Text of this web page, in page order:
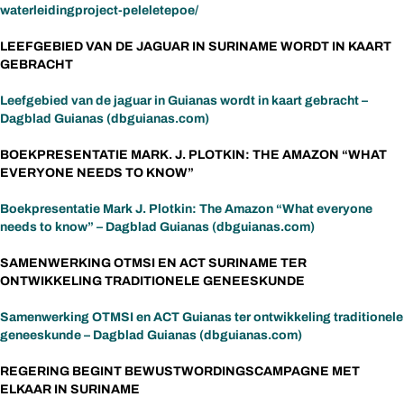
waterleidingproject-peleletepoe/
LEEFGEBIED VAN DE JAGUAR IN SURINAME WORDT IN KAART
GEBRACHT
Leefgebied van de jaguar in Guianas wordt in kaart gebracht –
Dagblad Guianas (dbguianas.com)
BOEKPRESENTATIE MARK. J. PLOTKIN: THE AMAZON “WHAT
EVERYONE NEEDS TO KNOW”
Boekpresentatie Mark J. Plotkin: The Amazon “What everyone
needs to know” – Dagblad Guianas (dbguianas.com)
SAMENWERKING OTMSI EN ACT SURINAME TER
ONTWIKKELING TRADITIONELE GENEESKUNDE
Samenwerking OTMSI en ACT Guianas ter ontwikkeling traditionele
geneeskunde – Dagblad Guianas (dbguianas.com)
REGERING BEGINT BEWUSTWORDINGSCAMPAGNE MET
ELKAAR IN SURINAME